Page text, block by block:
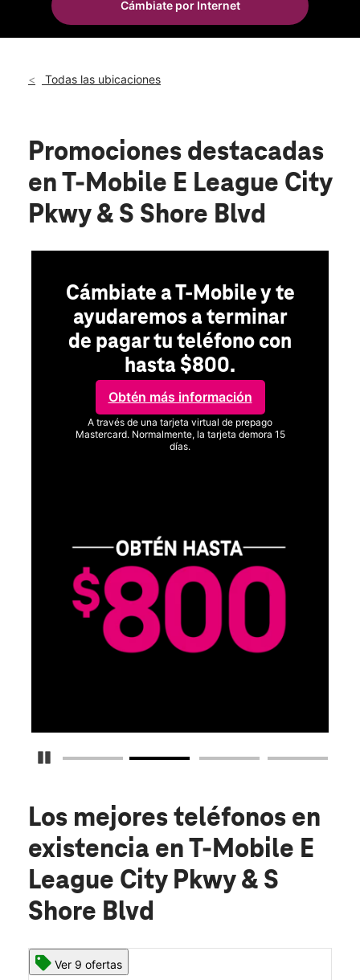
Sáb.:
10:00 a.m. a 8:00 p.m.
2575 E League City Pkwy #150 League City, TX 77573
Cámbiate por Internet
Todas las ubicaciones
Promociones destacadas
en T-Mobile E League City
Pkwy & S Shore Blvd
Detener carrusel
Cámbiate a T-Mobile y te
ayudaremos a terminar
de pagar tu teléfono con
hasta $800.
Obtén más información
A través de una tarjeta virtual de prepago
Mastercard. Normalmente, la tarjeta demora 15
días.
Los mejores teléfonos en
existencia en T-Mobile E
League City Pkwy & S
Shore Blvd
Ver 9 ofertas